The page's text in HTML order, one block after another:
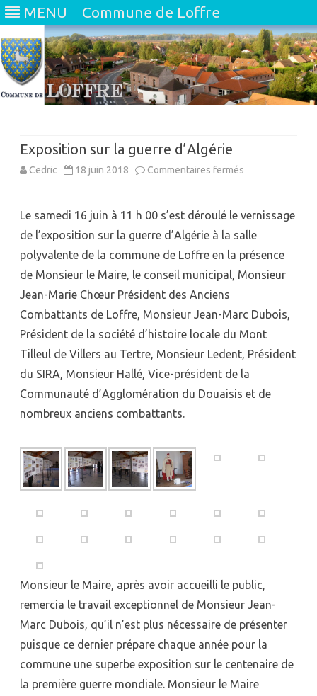
MENU Commune de Loffre
Exposition sur la guerre d’Algérie
Cedric 18 juin 2018 Commentaires fermés
sur
guerre
Le samedi 16 juin à 11 h 00 s’est déroulé le vernissage
de l’exposition sur la guerre d’Algérie à la salle
polyvalente de la commune de Loffre en la présence
de Monsieur le Maire, le conseil municipal, Monsieur
Jean-Marie Chœur Président des Anciens
Combattants de Loffre, Monsieur Jean-Marc Dubois,
Président de la société d’histoire locale du Mont
Tilleul de Villers au Tertre, Monsieur Ledent, Président
du SIRA, Monsieur Hallé, Vice-président de la
Communauté d’Agglomération du Douaisis et de
nombreux anciens combattants.
Monsieur le Maire, après avoir accueilli le public,
remercia le travail exceptionnel de Monsieur Jean-
Marc Dubois, qu’il n’est plus nécessaire de présenter
puisque ce dernier prépare chaque année pour la
commune une superbe exposition sur le centenaire de
la première guerre mondiale. Monsieur le Maire